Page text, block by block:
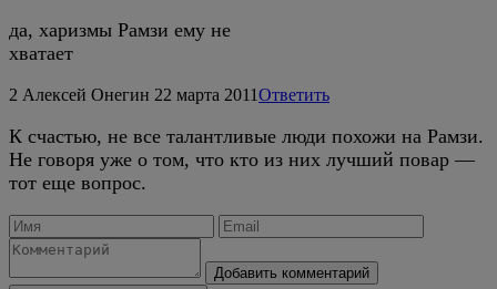
да, харизмы Рамзи ему не
хватает
2 Алексей Онегин 22 марта 2011Ответить
К счастью, не все талантливые люди похожи на Рамзи.
Не говоря уже о том, что кто из них лучший повар —
тот еще вопрос.
Добавить комментарий